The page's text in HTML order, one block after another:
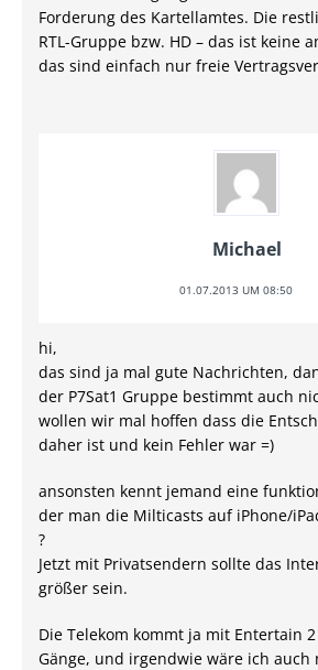
Forderung des Kartellamtes. Die
RTL-Gruppe bzw. HD – das ist keine
das sind einfach nur freie
Michael
01.07.2013 UM 08:50
hi,
das sind ja mal gute Nachrichten,
der P7Sat1 Gruppe bestimmt auch
wollen wir mal hoffen dass die
daher ist und kein Fehler war =)
ansonsten kennt jemand eine
der man die Milticasts auf iPhone/
?
Jetzt mit Privatsendern sollte das
größer sein.
Die Telekom kommt ja mit Entertain
Gänge, und irgendwie wäre ich